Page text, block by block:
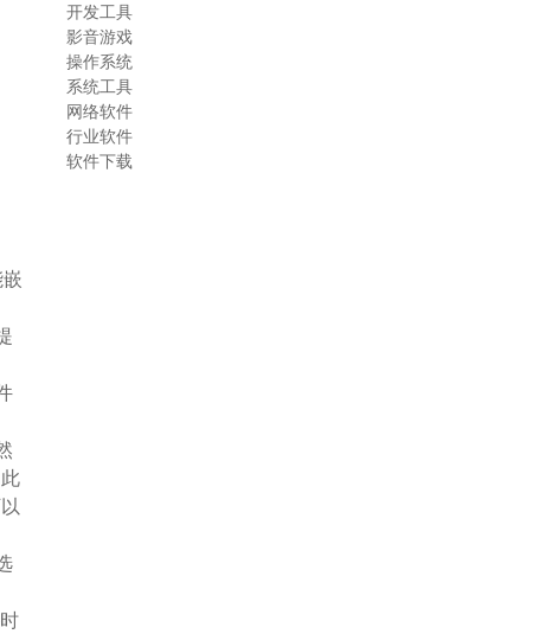
开发工具
影音游戏
操作系统
系统工具
网络软件
行业软件
软件下载